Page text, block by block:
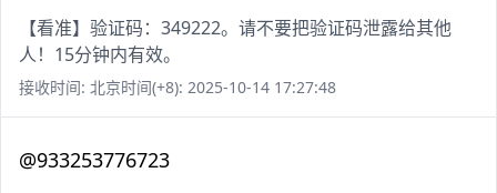
【看准】验证码：349222。请不要把验证码泄露给其他
人！15分钟内有效。
接收时间: 北京时间(+8): 2025-10-14 17:27:48
@933253776723